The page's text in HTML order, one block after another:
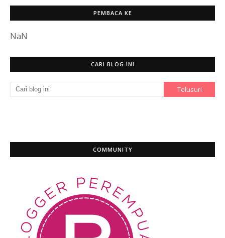
PEMBACA KE
NaN
CARI BLOG INI
COMMUNITY